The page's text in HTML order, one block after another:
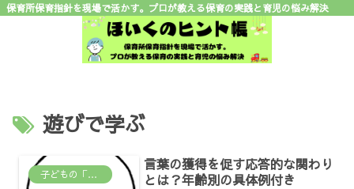
保育所保育指針を現場で活かす。プロが教える保育の実践と育児の悩み解決
遊びで学ぶ
子どもの「なんで？」がわかる場所
言葉の獲得を促す応答的な関わり
とは？年齢別の具体例付き